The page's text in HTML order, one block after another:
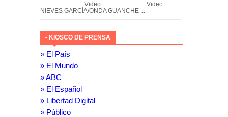
Video Video
NIEVES GARCÍA/ONDA GUANCHE ...
• KIOSCO DE PRENSA
» El País
» El Mundo
» ABC
» El Español
» Libertad Digital
» Público